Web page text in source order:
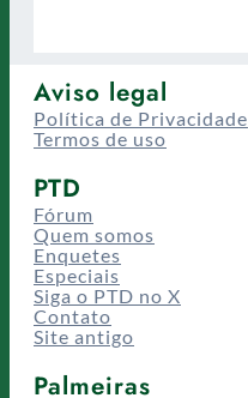
Aviso legal
Política de Privacidade
Termos de uso
PTD
Fórum
Quem somos
Enquetes
Especiais
Siga o PTD no X
Contato
Site antigo
Palmeiras